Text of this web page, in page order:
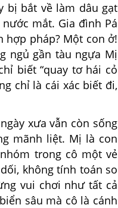
bị bắt về làm dâu gạt
mắt. Gia đình Pá
hợp pháp? Một con ở!
ngủ gần tàu ngựa Mị
biết “quay tơ hái cỏ
chỉ là cái xác biết đi,
xưa vẫn còn sống
mãnh liệt. Mị là con
trong cô một vẻ
không tính toán so
vui chơi như tất cả
sâu mà cô là cánh